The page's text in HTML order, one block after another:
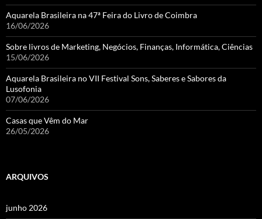
Aquarela Brasileira na 47ª Feira do Livro de Coimbra
16/06/2026
Sobre livros de Marketing, Negócios, Finanças, Informática, Ciências
15/06/2026
Aquarela Brasileira no VII Festival Sons, Saberes e Sabores da
Lusofonia
07/06/2026
Casas que Vêm do Mar
26/05/2026
ARQUIVOS
junho 2026